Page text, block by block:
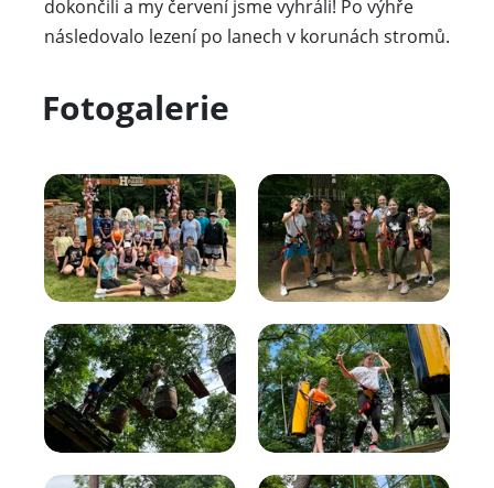
dokončili a my červení jsme vyhráli! Po výhře
následovalo lezení po lanech v korunách stromů.
Fotogalerie